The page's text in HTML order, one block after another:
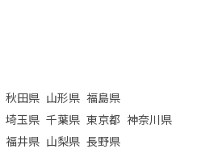
秋田県 山形県 福島県
埼玉県 千葉県 東京都 神奈川県
福井県 山梨県 長野県